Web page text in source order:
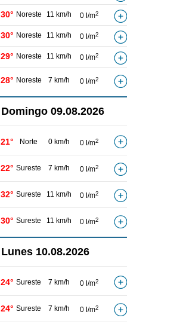
30° Noreste 11 km/h 0 l/m2
30° Noreste 11 km/h 0 l/m2
29° Noreste 11 km/h 0 l/m2
28° Noreste 7 km/h 0 l/m2
Domingo 09.08.2026
21° Norte 0 km/h 0 l/m2
22° Sureste 7 km/h 0 l/m2
32° Sureste 11 km/h 0 l/m2
30° Sureste 11 km/h 0 l/m2
Lunes 10.08.2026
24° Sureste 7 km/h 0 l/m2
24° Sureste 7 km/h 0 l/m2